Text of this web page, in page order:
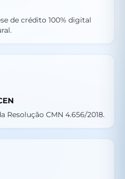
de crédito 100% digital
Resolução CMN 4.656/2018.